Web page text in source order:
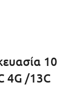
10
4G /13C